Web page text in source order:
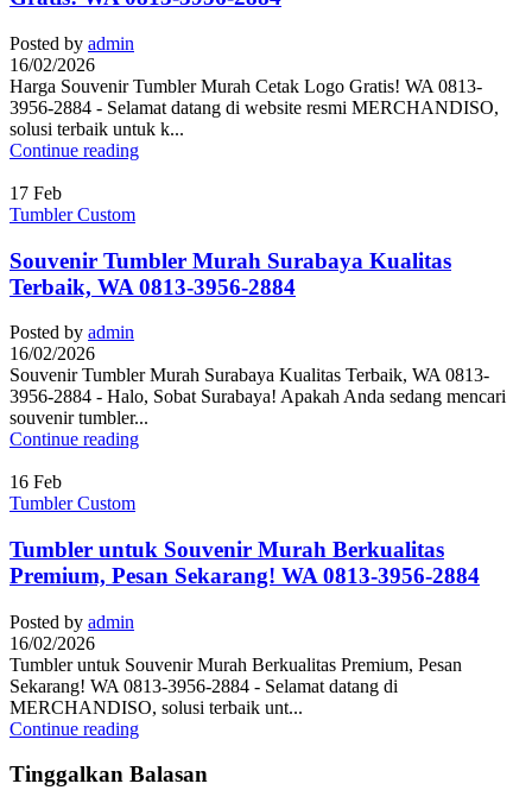
Posted by admin
16/02/2026
Harga Souvenir Tumbler Murah Cetak Logo Gratis! WA 0813-
3956-2884 - Selamat datang di website resmi MERCHANDISO,
solusi terbaik untuk k...
Continue reading
17 Feb
Tumbler Custom
Souvenir Tumbler Murah Surabaya Kualitas
Terbaik, WA 0813-3956-2884
Posted by admin
16/02/2026
Souvenir Tumbler Murah Surabaya Kualitas Terbaik, WA 0813-
3956-2884 - Halo, Sobat Surabaya! Apakah Anda sedang mencari
souvenir tumbler...
Continue reading
16 Feb
Tumbler Custom
Tumbler untuk Souvenir Murah Berkualitas
Premium, Pesan Sekarang! WA 0813-3956-2884
Posted by admin
16/02/2026
Tumbler untuk Souvenir Murah Berkualitas Premium, Pesan
Sekarang! WA 0813-3956-2884 - Selamat datang di
MERCHANDISO, solusi terbaik unt...
Continue reading
Tinggalkan Balasan